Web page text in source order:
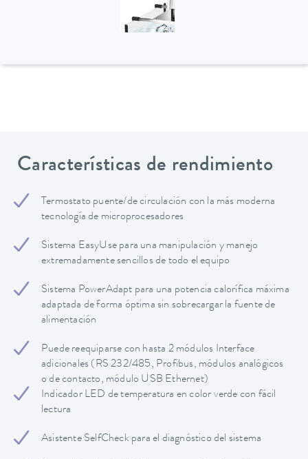
Características de rendimiento
Termostato puente/de circulación con la más moderna
tecnología de microprocesadores
Sistema EasyUse para una manipulación y manejo
extremadamente sencillos de todo el equipo
Sistema PowerAdapt para una potencia calorífica máxima
adaptada de forma óptima sin sobrecargar la fuente de
alimentación
Puede reequiparse con hasta 2 módulos Interface
adicionales (RS 232/485, Profibus, módulos analógicos
o de contacto, módulo USB Ethernet)
Indicador LED de temperatura en color verde con fácil
lectura
Asistente SelfCheck para el diagnóstico del sistema